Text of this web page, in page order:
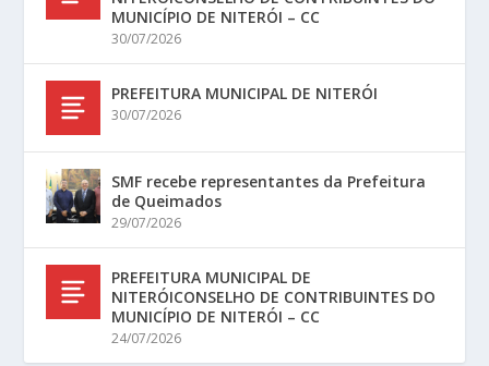
MUNICÍPIO DE NITERÓI – CC
30/07/2026
PREFEITURA MUNICIPAL DE NITERÓI
30/07/2026
SMF recebe representantes da Prefeitura
de Queimados
29/07/2026
PREFEITURA MUNICIPAL DE
NITERÓICONSELHO DE CONTRIBUINTES DO
MUNICÍPIO DE NITERÓI – CC
24/07/2026